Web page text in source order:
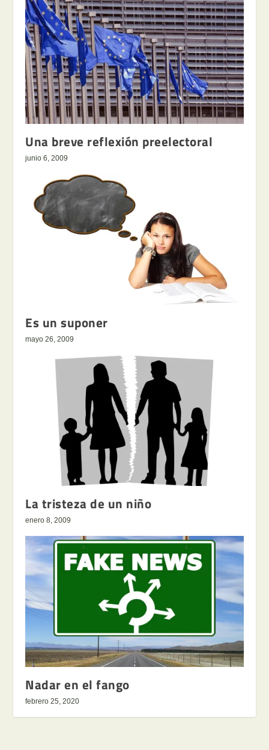
Una breve reflexión preelectoral
junio 6, 2009
Es un suponer
mayo 26, 2009
La tristeza de un niño
enero 8, 2009
Nadar en el fango
febrero 25, 2020